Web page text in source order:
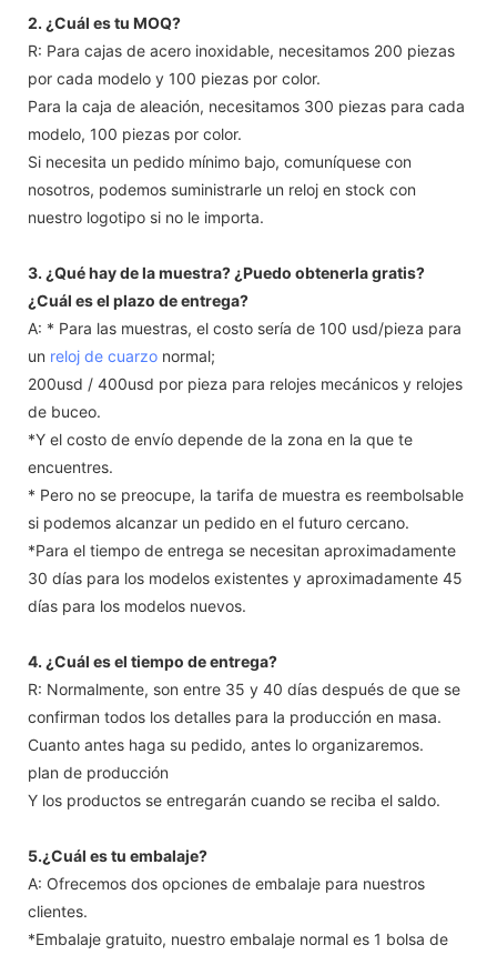
2. ¿Cuál es tu MOQ?
R: Para cajas de acero inoxidable, necesitamos 200 piezas
por cada modelo y 100 piezas por color.
Para la caja de aleación, necesitamos 300 piezas para cada
modelo, 100 piezas por color.
Si necesita un pedido mínimo bajo, comuníquese con
nosotros, podemos suministrarle un reloj en stock con
nuestro logotipo si no le importa.
3. ¿Qué hay de la muestra? ¿Puedo obtenerla gratis?
¿Cuál es el plazo de entrega?
A: * Para las muestras, el costo sería de 100 usd/pieza para
un reloj de cuarzo normal;
200usd / 400usd por pieza para relojes mecánicos y relojes
de buceo.
*Y el costo de envío depende de la zona en la que te
encuentres.
* Pero no se preocupe, la tarifa de muestra es reembolsable
si podemos alcanzar un pedido en el futuro cercano.
*Para el tiempo de entrega se necesitan aproximadamente
30 días para los modelos existentes y aproximadamente 45
días para los modelos nuevos.
4. ¿Cuál es el tiempo de entrega?
R: Normalmente, son entre 35 y 40 días después de que se
confirman todos los detalles para la producción en masa.
Cuanto antes haga su pedido, antes lo organizaremos.
plan de producción
Y los productos se entregarán cuando se reciba el saldo.
5.¿Cuál es tu embalaje?
A: Ofrecemos dos opciones de embalaje para nuestros
clientes.
*Embalaje gratuito, nuestro embalaje normal es 1 bolsa de